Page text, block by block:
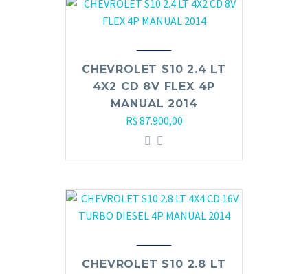
CHEVROLET S10 2.4 LT
4X2 CD 8V FLEX 4P
MANUAL 2014
R$ 87.900,00
CHEVROLET S10 2.8 LT